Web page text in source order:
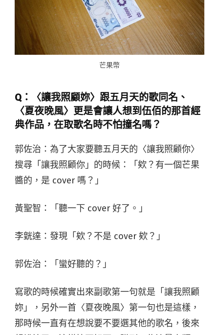
芒果幣
Q：〈讓我照顧妳〉跟五月天的歌同名、
〈夏夜晚風〉更是會讓人想到伍佰的那首經
典作品，在取歌名時不怕撞名嗎？
郭佐治：為了大家要聽五月天的〈讓我照顧你〉
搜尋「讓我照顧你」的時候：「欸？有一個芒果
醬的，是 cover 嗎？」
黃聖智：「聽一下 cover 好了。」
李皝達：發現「欸？不是 cover 欸？」
郭佐治：「蠻好聽的？」
寫歌的時候確實出來副歌第一句就是「讓我照顧
妳」，另外一首〈夏夜晚風〉第一句也是這樣，
那時候一直有在想說要不要選其他的歌名，後來